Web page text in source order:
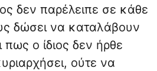
δεν παρέλειπε σε κάθε
δώσει να καταλάβουν
ο ίδιος δεν ήρθε
ούτε να